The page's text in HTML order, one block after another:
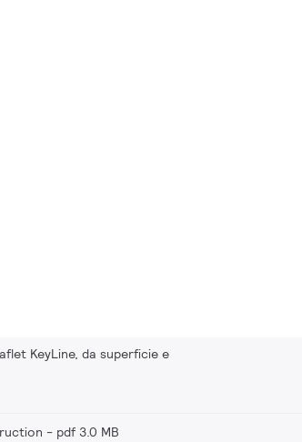
KeyLine, da superficie e
pdf 3.0 MB